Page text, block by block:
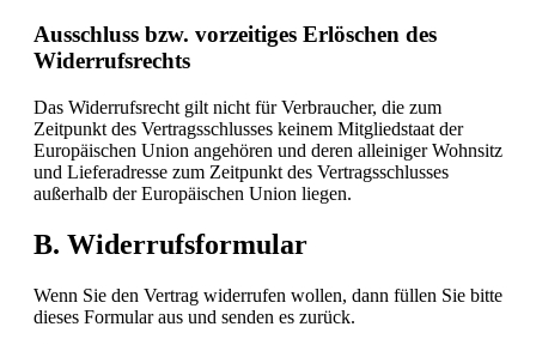
Ausschluss bzw. vorzeitiges Erlöschen des
Widerrufsrechts
Das Widerrufsrecht gilt nicht für Verbraucher, die zum
Zeitpunkt des Vertragsschlusses keinem Mitgliedstaat der
Europäischen Union angehören und deren alleiniger Wohnsitz
und Lieferadresse zum Zeitpunkt des Vertragsschlusses
außerhalb der Europäischen Union liegen.
B. Widerrufsformular
Wenn Sie den Vertrag widerrufen wollen, dann füllen Sie bitte
dieses Formular aus und senden es zurück.